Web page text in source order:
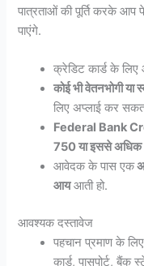
पात्रताओं की पूर्ति करके
पाएंगे.
क्रेडिट कार्ड के
कोई भी वेतनभोगी या
लिए अप्लाई कर
Federal Bank
750 या इससे अधिक
आवेदक के पास एक
आयआती हो.
आवश्यक दस्तावेज
पहचान प्रमाण के
कार्ड, पासपोर्ट, बैंक